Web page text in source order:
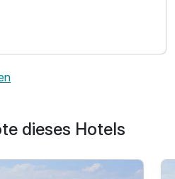
dieses Hotels